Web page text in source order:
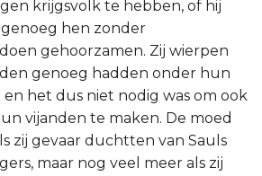
krijgsvolk te hebben, of hij
hen zonder
gehoorzamen. Zij wierpen
genoeg hadden onder hun
het dus niet nodig was om ook
vijanden te maken. De moed
zij gevaar duchtten van Sauls
maar nog veel meer als zij